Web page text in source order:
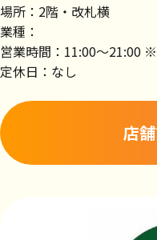
場所：2階・改札横
業種：
営業時間：11:00～21:00
定休日：なし
店